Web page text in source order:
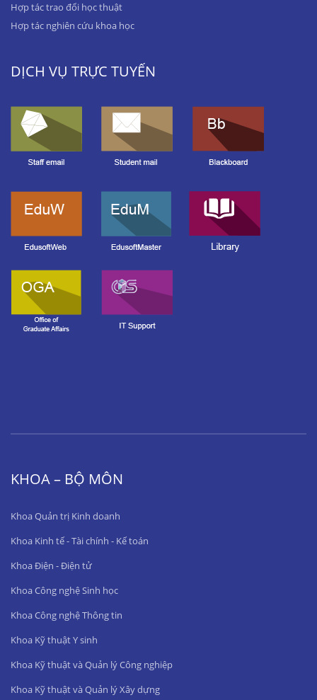
Hợp tác trao đổi học thuật
Hợp tác nghiên cứu khoa học
DỊCH VỤ TRỰC TUYẾN
KHOA – BỘ MÔN
Khoa Quản trị Kinh doanh
Khoa Kinh tế - Tài chính - Kế toán
Khoa Điện - Điện tử
Khoa Công nghệ Sinh học
Khoa Công nghệ Thông tin
Khoa Kỹ thuật Y sinh
Khoa Kỹ thuật và Quản lý Công nghiệp
Khoa Kỹ thuật và Quản lý Xây dựng